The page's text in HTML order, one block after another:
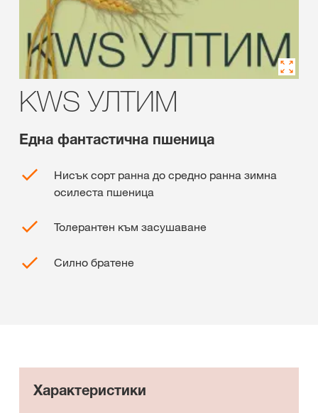
KWS УЛТИМ
Една фантастична пшеница
Нисък сорт ранна до средно ранна зимна
осилеста пшеница
Толерантен към засушаване
Силно братене
Характеристики